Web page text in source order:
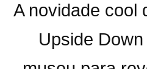
A novidade cool
Upside